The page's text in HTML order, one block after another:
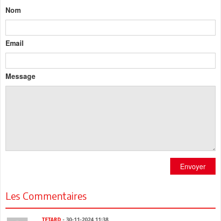
Nom
Email
Message
Envoyer
Les Commentaires
TETARD - 30-11-2024 11:38